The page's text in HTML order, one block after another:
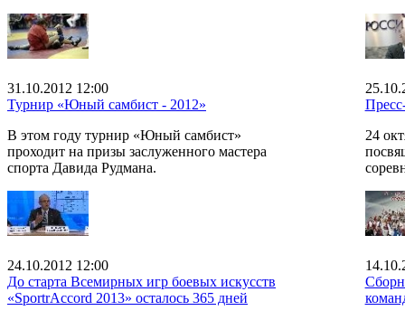
31.10.2012 12:00
Турнир «Юный самбист - 2012»
В этом году турнир «Юный самбист»
проходит на призы заслуженного мастера
спорта Давида Рудмана.
24
24.10.2012 12:00
До старта Всемирных игр боевых искусств
«SportrAccord 2013» осталось 365 дней